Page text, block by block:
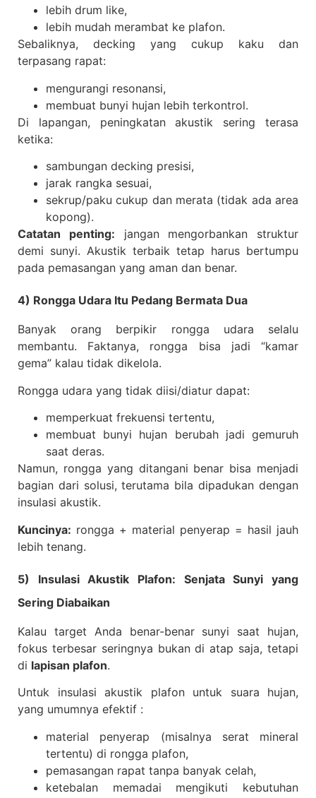
lebih drum like,
lebih mudah merambat ke plafon.
Sebaliknya, decking yang cukup kaku dan
terpasang rapat:
mengurangi resonansi,
membuat bunyi hujan lebih terkontrol.
Di lapangan, peningkatan akustik sering terasa
ketika:
sambungan decking presisi,
jarak rangka sesuai,
sekrup/paku cukup dan merata (tidak ada area
kopong).
Catatan penting: jangan mengorbankan struktur
demi sunyi. Akustik terbaik tetap harus bertumpu
pada pemasangan yang aman dan benar.
4) Rongga Udara Itu Pedang Bermata Dua
Banyak orang berpikir rongga udara selalu
membantu. Faktanya, rongga bisa jadi “kamar
gema” kalau tidak dikelola.
Rongga udara yang tidak diisi/diatur dapat:
memperkuat frekuensi tertentu,
membuat bunyi hujan berubah jadi gemuruh
saat deras.
Namun, rongga yang ditangani benar bisa menjadi
bagian dari solusi, terutama bila dipadukan dengan
insulasi akustik.
Kuncinya: rongga + material penyerap = hasil jauh
lebih tenang.
5) Insulasi Akustik Plafon: Senjata Sunyi yang
Sering Diabaikan
Kalau target Anda benar-benar sunyi saat hujan,
fokus terbesar seringnya bukan di atap saja, tetapi
di lapisan plafon.
Untuk insulasi akustik plafon untuk suara hujan,
yang umumnya efektif :
material penyerap (misalnya serat mineral
tertentu) di rongga plafon,
pemasangan rapat tanpa banyak celah,
ketebalan memadai mengikuti kebutuhan